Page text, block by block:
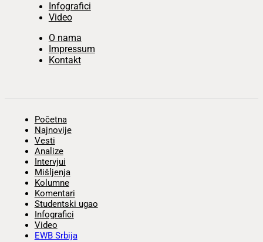
Infografici
Video
O nama
Impressum
Kontakt
Početna
Najnovije
Vesti
Analize
Intervjui
Mišljenja
Kolumne
Komentari
Studentski ugao
Infografici
Video
EWB Srbija